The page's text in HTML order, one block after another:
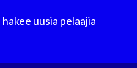
uusia pelaajia